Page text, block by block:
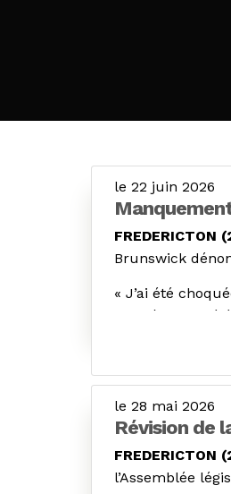
le 22 juin 2026
FREDERICTON
Brunswick
« J’ai été
son père par
pendant les
retourner chez
Les deux
le 28 mai 2026
Révision de
FREDERICTON
l’Assemblée